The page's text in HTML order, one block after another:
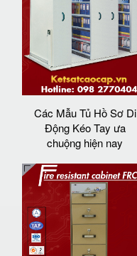
Các Mẫu Tủ Hồ Sơ Di
Động Kéo Tay ưa
chuộng hiện nay